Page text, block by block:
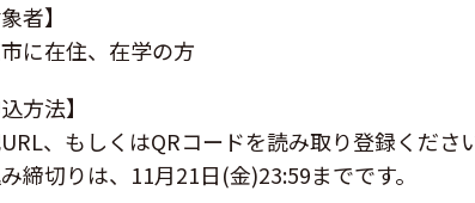
者】
に在住、在学の方
込方法】
、もしくはQRコードを読み取り登録くださ
締切りは、11月21日(金)23:59までです。